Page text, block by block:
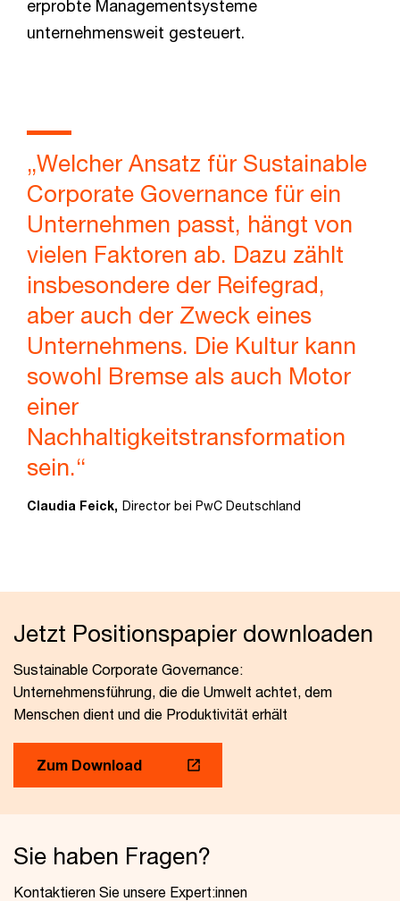
erprobte Managementsysteme
unternehmensweit gesteuert.
„Welcher Ansatz für Sustainable
Corporate Governance für ein
Unternehmen passt, hängt von
vielen Faktoren ab. Dazu zählt
insbesondere der Reifegrad,
aber auch der Zweck eines
Unternehmens. Die Kultur kann
sowohl Bremse als auch Motor
einer
Nachhaltigkeitstransformation
sein.“
Claudia Feick, Director bei PwC Deutschland
Jetzt Positionspapier downloaden
Sustainable Corporate Governance:
Unternehmensführung, die die Umwelt achtet, dem
Menschen dient und die Produktivität erhält
Zum Download
Sie haben Fragen?
Kontaktieren Sie unsere Expert:innen